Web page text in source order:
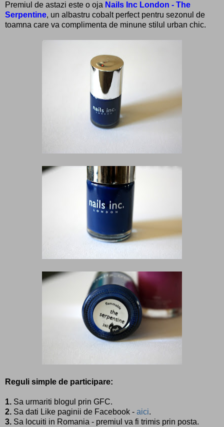
Premiul de astazi este o oja Nails Inc London - The
Serpentine, un albastru cobalt perfect pentru sezonul de
toamna care va complimenta de minune stilul urban chic.
Reguli simple de participare:
1. Sa urmariti blogul prin GFC.
2. Sa dati Like paginii de Facebook - aici.
3. Sa locuiti in Romania - premiul va fi trimis prin posta.